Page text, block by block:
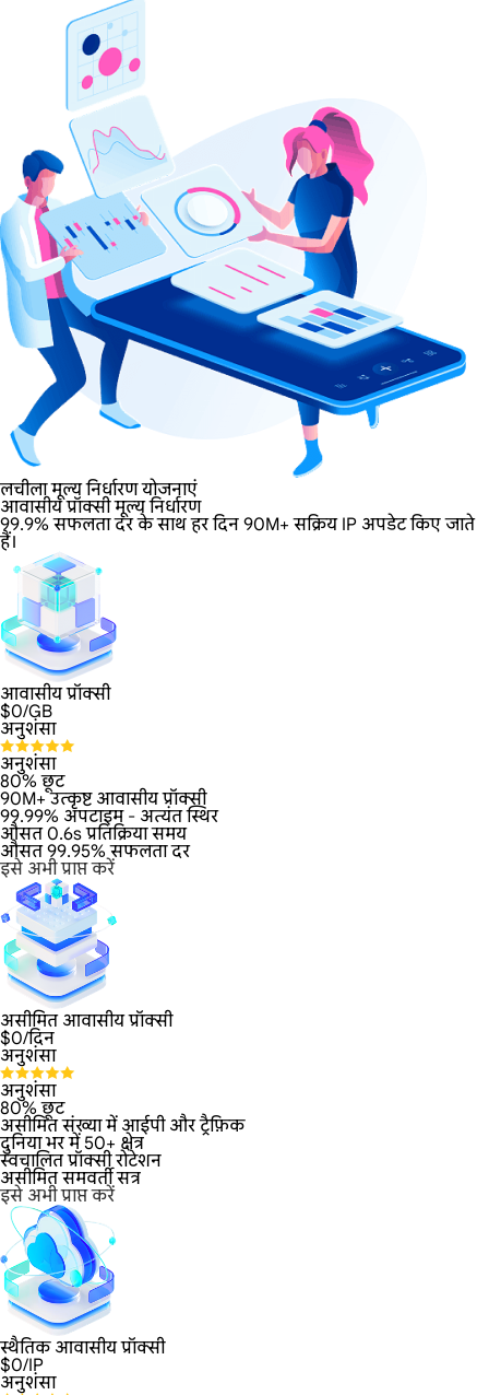
लचीला मूल्य निर्धारण योजनाएं
आवासीय प्रॉक्सी मूल्य निर्धारण
99.9% सफलता दर के साथ हर दिन 90M+ सक्रिय IP अपडेट किए जाते
हैं।
आवासीय प्रॉक्सी
$0/GB
अनुशंसा
अनुशंसा
80% छूट
90M+ उत्कृष्ट आवासीय प्रॉक्सी
99.99% अपटाइम - अत्यंत स्थिर
औसत 0.6s प्रतिक्रिया समय
औसत 99.95% सफलता दर
इसे अभी प्राप्त करें
असीमित आवासीय प्रॉक्सी
$0/दिन
अनुशंसा
अनुशंसा
80% छूट
असीमित संख्या में आईपी और ट्रैफ़िक
दुनिया भर में 50+ क्षेत्र
स्वचालित प्रॉक्सी रोटेशन
असीमित समवर्ती सत्र
इसे अभी प्राप्त करें
स्थैतिक आवासीय प्रॉक्सी
$0/IP
अनुशंसा